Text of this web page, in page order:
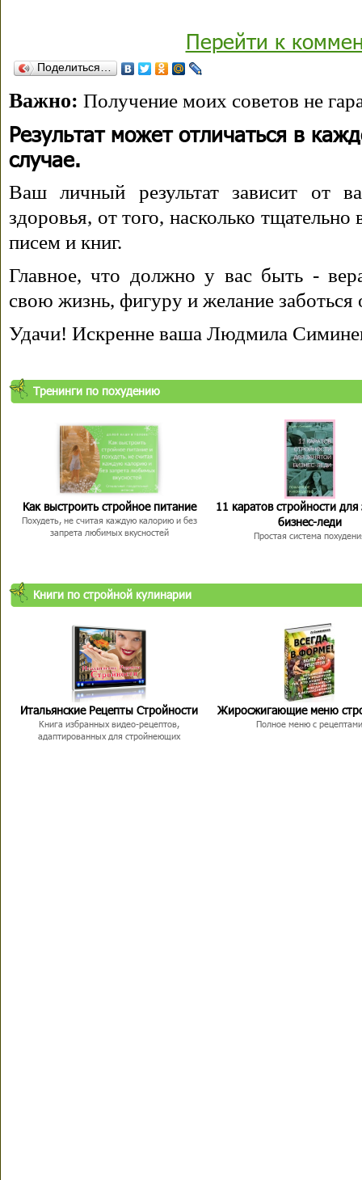
Перейти к
Поделиться…
Важно: Получение моих советов не
Результат может отличаться в
случае.
Ваш личный результат зависит от
здоровья, от того, насколько
писем и книг.
Главное, что должно у вас быть -
свою жизнь, фигуру и желание заботься
Удачи! Искренне ваша Людмила
Тренинги по похудению
Как выстроить стройное питание
Похудеть, не считая каждую калорию и без
запрета любимых вкусностей
11 каратов стройности для
бизнес-леди
Простая система
Книги по стройной кулинарии
Итальянские Рецепты Стройности
Книга избранных видео-рецептов,
адаптированных для стройнеющих
Жиросжигающие меню
Полное меню с рецептами